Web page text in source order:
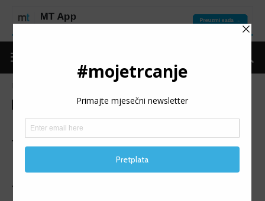
Motivacija Trening
DOBA UZALUDNOG
TRČANJA: Pet izazova za
razbijanje pandemijske
trening rutine